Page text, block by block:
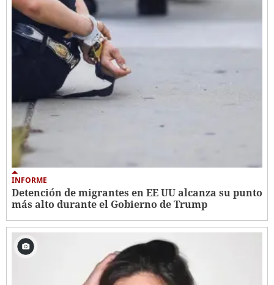
INFORME
Detención de migrantes en EE UU alcanza su punto
más alto durante el Gobierno de Trump